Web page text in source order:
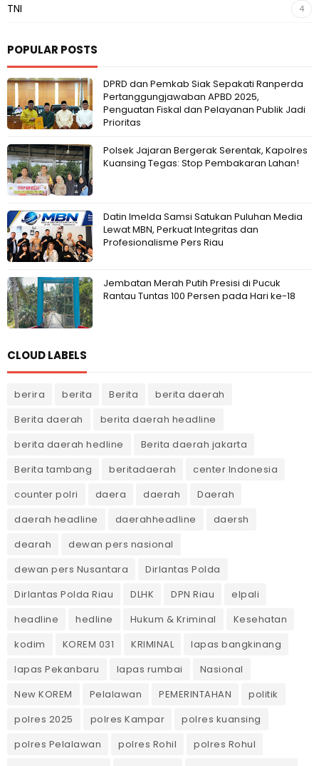
TNI 4
POPULAR POSTS
DPRD dan Pemkab Siak Sepakati Ranperda
Pertanggungjawaban APBD 2025,
Penguatan Fiskal dan Pelayanan Publik Jadi
Prioritas
Polsek Jajaran Bergerak Serentak, Kapolres
Kuansing Tegas: Stop Pembakaran Lahan!
Datin Imelda Samsi Satukan Puluhan Media
Lewat MBN, Perkuat Integritas dan
Profesionalisme Pers Riau
Jembatan Merah Putih Presisi di Pucuk
Rantau Tuntas 100 Persen pada Hari ke-18
CLOUD LABELS
berira berita Berita
berita daerah
Berita daerah
berita daerah headline
berita daerah hedline
Berita daerah jakarta
Berita tambang
beritadaerah
center Indonesia
counter polri
daera daerah
Daerah
daerah headline
daerahheadline
daersh
dearah
dewan pers nasional
dewan pers Nusantara
Dirlantas Polda
Dirlantas Polda Riau
DLHK DPN Riau
elpali
headline
hedline Hukum & Kriminal
Kesehatan
kodim
KOREM 031 KRIMINAL
lapas bangkinang
lapas Pekanbaru
lapas rumbai
Nasional
New KOREM
Pelalawan PEMERINTAHAN
politik
polres 2025
polres Kampar
polres kuansing
polres Pelalawan
polres Rohil
polres Rohul